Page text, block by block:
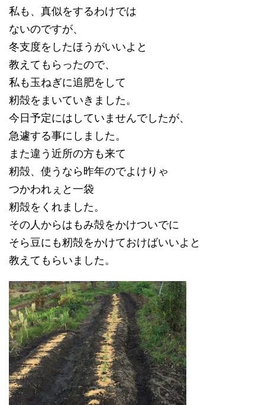
私も、真似をするわけでは
ないのですが、
冬支度をしたほうがいいよと
教えてもらったので、
私も玉ねぎに追肥をして
籾殻をまいていきました。
今日予定にはしていませんでしたが、
急遽する事にしました。
また違う近所の方も来て
籾殻、使うなら昨年のでよけりゃ
つかわれぇと一袋
籾殻をくれました。
その人からはもみ殻をかけついでに
そら豆にも籾殻をかけておけばいいよと
教えてもらいました。